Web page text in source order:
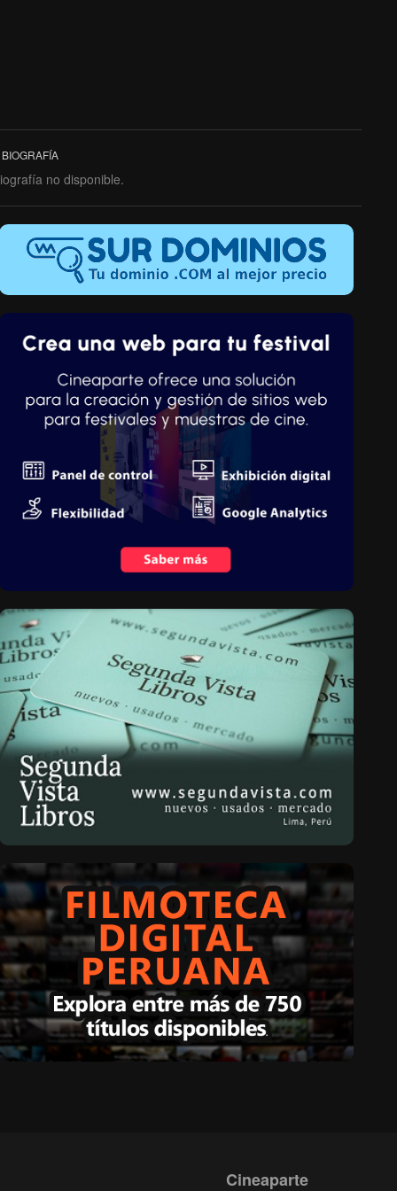
no disponible.
Cineaparte